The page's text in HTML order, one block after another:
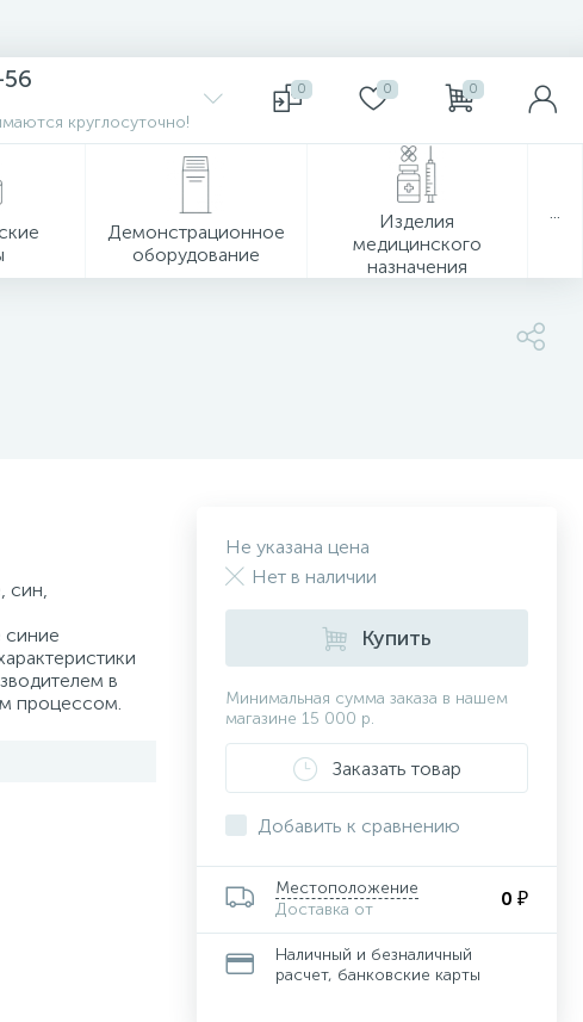
круглосуточно!
0 0 0
Демонстрационное
оборудование
Изделия
медицинского
назначения
син,
синие
в
процессом.
Не указана цена
Нет в наличии
Купить
Минимальная сумма заказа в нашем
магазине 15 000 р.
Заказать товар
Добавить к сравнению
Местоположение
Доставка от
0 ₽
Наличный и безналичный
расчет, банковские карты